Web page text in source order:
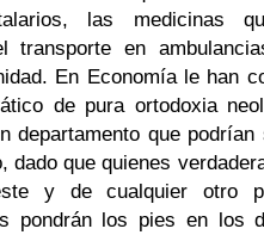
las medicinas
transporte en
En Economía le han
de pura ortodoxia
departamento que
dado que quienes
y de cualquier otro
pondrán los pies en los